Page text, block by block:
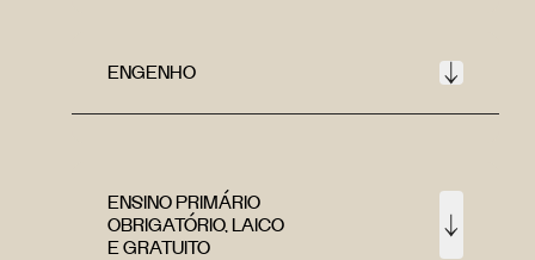
ENGENHO
ENSINO PRIMÁRIO
OBRIGATÓRIO, LAICO
E GRATUITO